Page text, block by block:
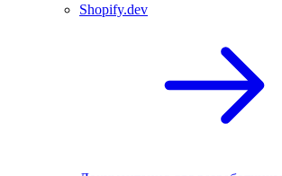
Shopify.dev